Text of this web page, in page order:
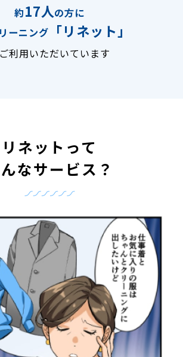
約17人の方に
ーニング
「リネット」
利用いただいています
リネットって
なサービス？